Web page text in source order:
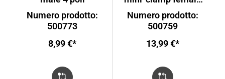
Numero prodotto:
500773
8,99 €*
Numero prodotto:
500759
13,99 €*